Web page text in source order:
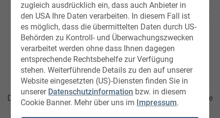
HTH-INHALATIONS-THERAPIE
(14/21 TAGE)
11.05.2026 - 18.09.2026
Die klassische Aerosol-Inhalations-Therapie bietet Ihnen die
zugleich ausdrücklich ein, dass auch Anbieter in
den USA Ihre Daten verarbeiten. In diesem Fall ist
es möglich, dass die übermittelten Daten durch US-
Behörden zu Kontroll- und Überwachungszwecken
verarbeitet werden ohne dass Ihnen dagegen
entsprechende Rechtsbehelfe zur Verfügung
stehen. Weiterführende Details zu den auf unserer
Website eingesetzten (US)-Diensten finden Sie in
unserer Datenschutzinformation bzw. in diesem
Cookie Banner. Mehr über uns im Impressum.